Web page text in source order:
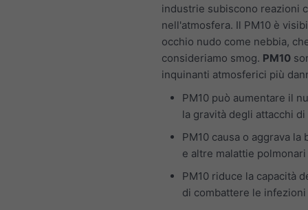
industrie subiscono reazioni
nell'atmosfera. Il PM10 è
occhio nudo come nebbia,
consideriamo smog. PM10
inquinanti atmosferici più
PM10 può aumentare il
la gravità degli attacchi di
PM10 causa o aggrava la
e altre malattie polmonari
PM10 riduce la capacità
di combattere le infezioni